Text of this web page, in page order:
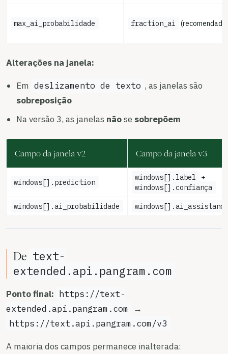
max_ai_probabilidade fraction_ai
Alterações na janela:
Em deslizamento de texto , as janelas são
sobreposição
Na versão 3, as janelas nãose sobrepõem
Campo da janela v2 Campo da janela v3
windows[].prediction
windows[].label
+
windows[].confiança
windows[].ai_probabilidade
De text-
extended.api.pangram.com
Ponto final: https://text-
extended.api.pangram.com
→
https://text.api.pangram.com/v3
A maioria dos campos permanece inalterada: